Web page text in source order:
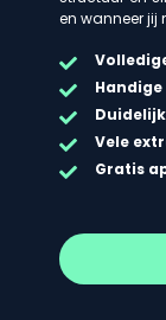
en wanneer jij
Vele
Gratis